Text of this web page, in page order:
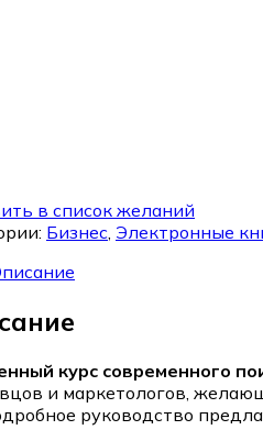
в список желаний
Бизнес, Электронные
курс современного
и маркетологов,
руководство